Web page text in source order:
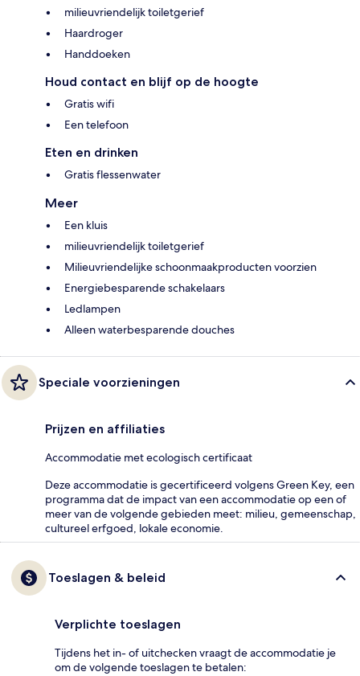
milieuvriendelijk toiletgerief
Haardroger
Handdoeken
Houd contact en blijf op de hoogte
Gratis wifi
Een telefoon
Eten en drinken
Gratis flessenwater
Meer
Een kluis
milieuvriendelijk toiletgerief
Milieuvriendelijke schoonmaakproducten voorzien
Energiebesparende schakelaars
Ledlampen
Alleen waterbesparende douches
Speciale voorzieningen
Prijzen en affiliaties
Accommodatie met ecologisch certificaat
Deze accommodatie is gecertificeerd volgens Green Key, een
programma dat de impact van een accommodatie op een of
meer van de volgende gebieden meet: milieu, gemeenschap,
cultureel erfgoed, lokale economie.
Toeslagen & beleid
Verplichte toeslagen
Tijdens het in- of uitchecken vraagt de accommodatie je
om de volgende toeslagen te betalen: